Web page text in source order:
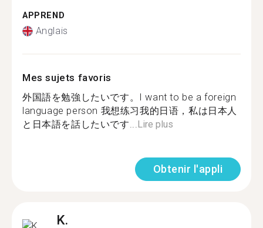
APPREND
Anglais
Mes sujets favoris
外国語を勉強したいです。I want to be a foreign
language person 我想练习我的日语，私は日本人
と日本語を話したいです...Lire plus
Obtenir l'appli
K.